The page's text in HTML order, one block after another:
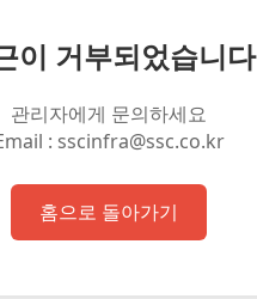
이 거부되었습니다
관리자에게 문의하세요
: sscinfra@ssc.co.kr
홈으로 돌아가기